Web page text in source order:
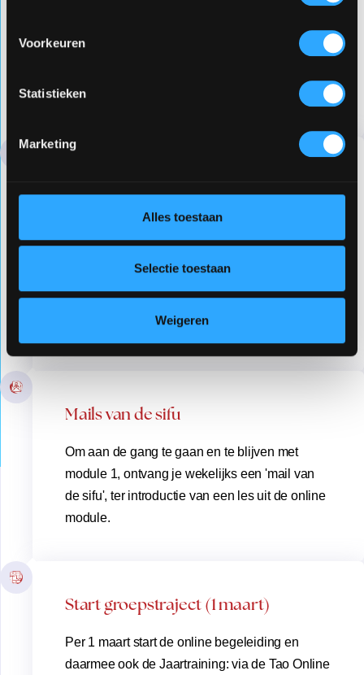
Voorkeuren
Statistieken
Marketing
Alles toestaan
Selectie toestaan
Weigeren
Via de betaal-link in de bevestigingsmail kun je
betaling is je plek in de training definitief.
Direct na je betaling krijg je toegang tot de Tao
Online Campus, de online leeromgeving van
Taotraining. Daar kun je zelfstandig van start
eerste live trainingsdag.
Mails van de sifu
Om aan de gang te gaan en te blijven met
module 1, ontvang je wekelijks een 'mail van
de sifu', ter introductie van een les uit de online
module.
Start groepstraject (1 maart)
Per 1 maart start de online begeleiding en
daarmee ook de Jaartraining: via de Tao Online